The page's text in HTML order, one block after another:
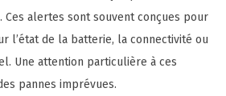
Ces alertes sont souvent conçues pour
l’état de la batterie, la connectivité ou
Une attention particulière à ces
pannes imprévues.